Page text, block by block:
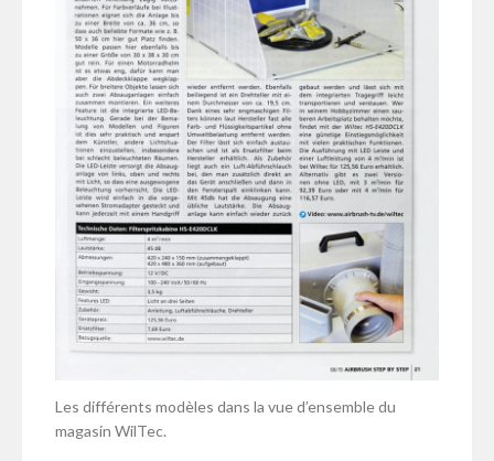
Les différents modèles dans la vue d’ensemble du
magasin WilTec.